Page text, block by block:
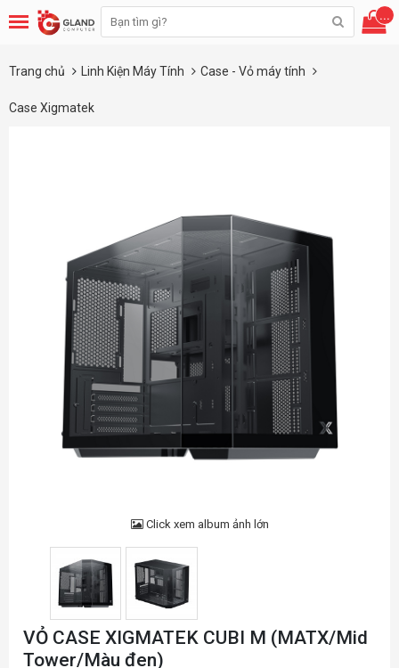
...
Trang chủ Linh Kiện Máy Tính Case - Vỏ máy tính
Case Xigmatek
Click xem album ảnh lớn
VỎ CASE XIGMATEK CUBI M (MATX/Mid
Tower/Màu đen)